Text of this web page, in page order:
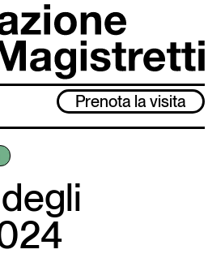
Prenota la visita